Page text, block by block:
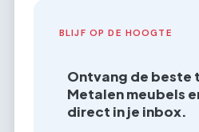
BLIJF OP DE HOOGTE
Ontvang de beste
Metalen meubels
direct in je inbox.